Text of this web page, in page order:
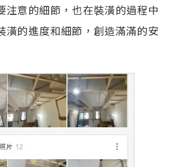
注意的細節，也在裝潢的過程中
潢的進度和細節，創造滿滿的安